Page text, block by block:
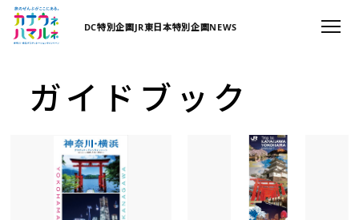
DC特別企画JR東日本特別企画NEWS
ガイドブック